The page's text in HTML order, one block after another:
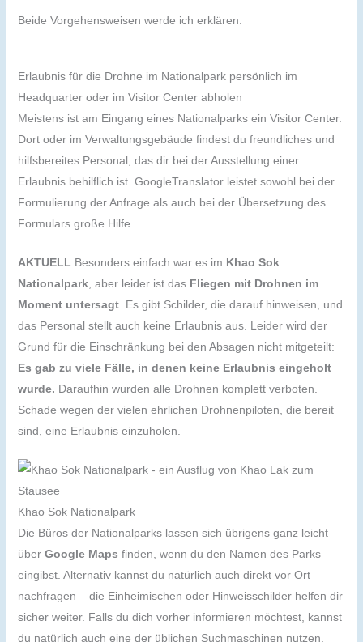
Beide Vorgehensweisen werde ich erklären.
Erlaubnis für die Drohne im Nationalpark persönlich im
Headquarter oder im Visitor Center abholen
Meistens ist am Eingang eines Nationalparks ein Visitor Center.
Dort oder im Verwaltungsgebäude findest du freundliches und
hilfsbereites Personal, das dir bei der Ausstellung einer
Erlaubnis behilflich ist. GoogleTranslator leistet sowohl bei der
Formulierung der Anfrage als auch bei der Übersetzung des
Formulars große Hilfe.
AKTUELL Besonders einfach war es im Khao Sok
Nationalpark, aber leider ist das Fliegen mit Drohnen im
Moment untersagt. Es gibt Schilder, die darauf hinweisen, und
das Personal stellt auch keine Erlaubnis aus. Leider wird der
Grund für die Einschränkung bei den Absagen nicht mitgeteilt:
Es gab zu viele Fälle, in denen keine Erlaubnis eingeholt
wurde. Daraufhin wurden alle Drohnen komplett verboten.
Schade wegen der vielen ehrlichen Drohnenpiloten, die bereit
sind, eine Erlaubnis einzuholen.
Khao Sok Nationalpark
Die Büros der Nationalparks lassen sich übrigens ganz leicht
über Google Maps finden, wenn du den Namen des Parks
eingibst. Alternativ kannst du natürlich auch direkt vor Ort
nachfragen – die Einheimischen oder Hinweisschilder helfen dir
sicher weiter. Falls du dich vorher informieren möchtest, kannst
du natürlich auch eine der üblichen Suchmaschinen nutzen.